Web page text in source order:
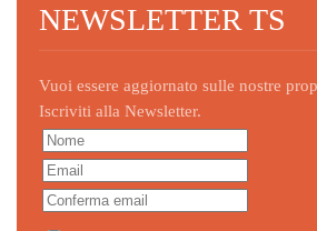
NEWSLETTER TS
Vuoi essere aggiornato sulle nostre
Iscriviti alla Newsletter.